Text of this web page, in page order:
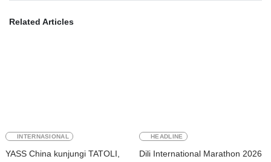
Related Articles
INTERNASIONAL
YASS China kunjungi TATOLI,
HEADLINE
Dili International Marathon 2026